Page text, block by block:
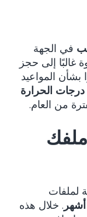
في الجهة
غالبًا إلى حجز
بشأن المواعيد
درجات الحرارة
من العام.
ملفك
لملفات
. خلال هذه